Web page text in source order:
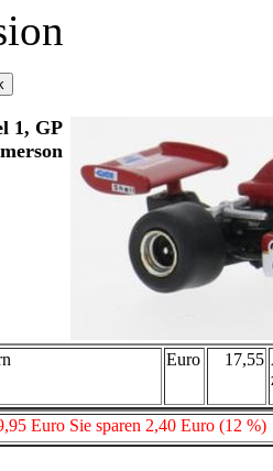
1, GP
Euro 17,55
Euro Sie sparen 2,40 Euro (12 %)